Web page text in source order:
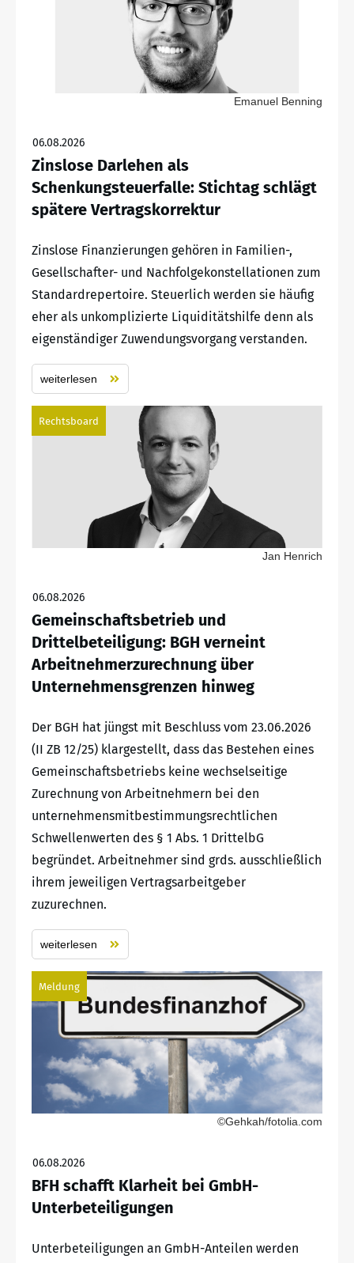
Emanuel Benning
06.08.2026
Zinslose Darlehen als
Schenkungsteuerfalle: Stichtag schlägt
spätere Vertragskorrektur
Zinslose Finanzierungen gehören in Familien-,
Gesellschafter- und Nachfolgekonstellationen zum
Standardrepertoire. Steuerlich werden sie häufig
eher als unkomplizierte Liquiditätshilfe denn als
eigenständiger Zuwendungsvorgang verstanden.
weiterlesen
Rechtsboard
Jan Henrich
06.08.2026
Gemeinschaftsbetrieb und
Drittelbeteiligung: BGH verneint
Arbeitnehmerzurechnung über
Unternehmensgrenzen hinweg
Der BGH hat jüngst mit Beschluss vom 23.06.2026
(II ZB 12/25) klargestellt, dass das Bestehen eines
Gemeinschaftsbetriebs keine wechselseitige
Zurechnung von Arbeitnehmern bei den
unternehmensmitbestimmungsrechtlichen
Schwellenwerten des § 1 Abs. 1 DrittelbG
begründet. Arbeitnehmer sind grds. ausschließlich
ihrem jeweiligen Vertragsarbeitgeber
zuzurechnen.
weiterlesen
Meldung
©Gehkah/fotolia.com
06.08.2026
BFH schafft Klarheit bei GmbH-
Unterbeteiligungen
Unterbeteiligungen an GmbH-Anteilen werden